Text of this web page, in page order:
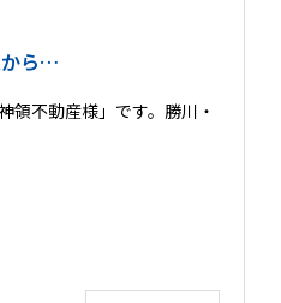
から…
領不動産様」です。勝川・